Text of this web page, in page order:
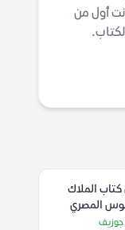
أول من
الملاك
المصري
إسرائيل) –
جوزيف